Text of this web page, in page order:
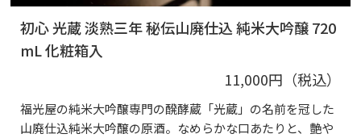
初心 光蔵 淡熟三年 秘伝山廃仕込 純米大吟醸 720
mL 化粧箱入
11,000円（税込）
福光屋の純米大吟醸専門の醗酵蔵「光蔵」の名前を冠した
山廃仕込純米大吟醸の原酒。なめらかな口あたりと、艶や